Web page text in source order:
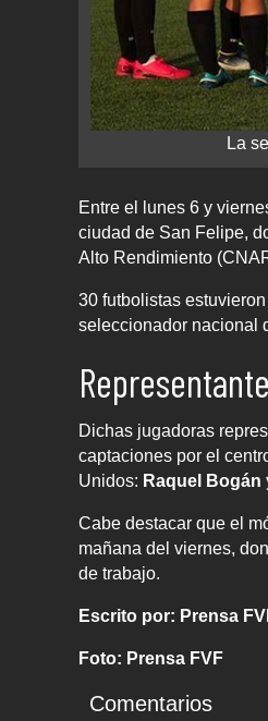
La
Entre el lunes 6 y
ciudad de San Felipe,
Alto Rendimiento
30 futbolistas
seleccionador nacional
Dichas jugadoras
captaciones por el
Unidos: Raquel Bogán
Cabe destacar que el
mañana del viernes,
de trabajo.
Escrito por: Prensa
Foto: Prensa FVF
Comentarios